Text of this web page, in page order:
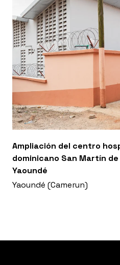
Ampliación del centro
dominicano San Martín
Yaoundé
Yaoundé (Camerun)